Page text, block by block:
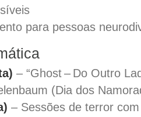
para pessoas
– “Ghost – Do Outro
(Dia dos
– Sessões de terror com